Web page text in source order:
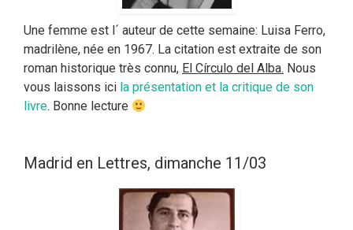
Une femme est l´ auteur de cette semaine: Luisa Ferro,
madrilène, née en 1967. La citation est extraite de son
roman historique très connu, El Círculo del Alba. Nous
vous laissons ici la présentation et la critique de son
livre. Bonne lecture
Madrid en Lettres, dimanche 11/03